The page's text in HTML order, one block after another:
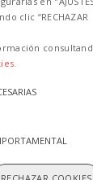
clic “RECHAZAR